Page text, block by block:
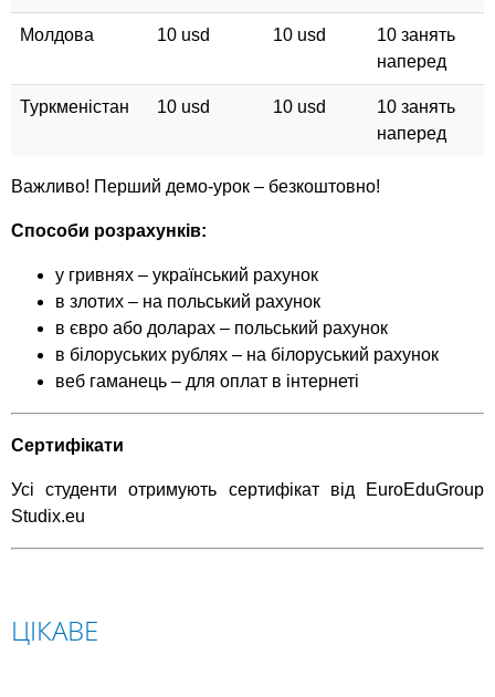
Молдова 10 usd 10 usd
10 занять
наперед
Туркменістан 10 usd 10 usd
10 занять
наперед
Важливо! Перший демо-урок – безкоштовно!
Способи розрахунків:
у гривнях – український рахунок
в злотих – на польський рахунок
в євро або доларах – польський рахунок
в білоруських рублях – на білоруський рахунок
веб гаманець – для оплат в інтернеті
Сертифікати
Усі студенти отримують сертифікат від EuroEduGroup
Studix.eu
ЦІКАВЕ